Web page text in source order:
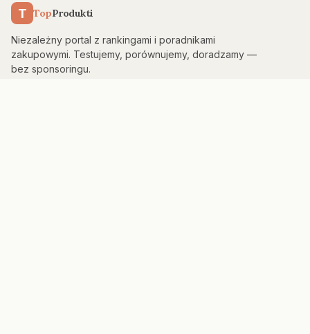
T TopProdukti
Niezależny portal z rankingami i poradnikami
zakupowymi. Testujemy, porównujemy, doradzamy —
bez sponsoringu.